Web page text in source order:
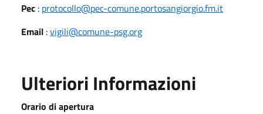
Pec : protocollo@pec-comune.portosangiorgio.fm.it
Email :vigili@comune-psg.org
Ulteriori Informazioni
Orario di apertura